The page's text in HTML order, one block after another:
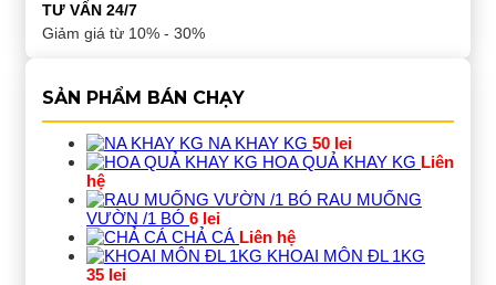
TƯ VẤN 24/7
Giảm giá từ 10% - 30%
SẢN PHẨM BÁN CHẠY
NA KHAY KG 50 lei
HOA QUẢ KHAY KG Liên
hệ
RAU MUỐNG
VƯỜN /1 BÓ 6 lei
CHẢ CÁ Liên hệ
KHOAI MÔN ĐL 1KG
35 lei